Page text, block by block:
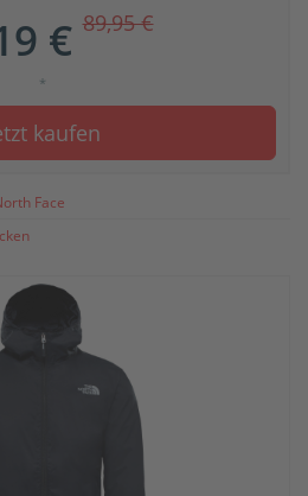
€89,95 €
*
kaufen
Face